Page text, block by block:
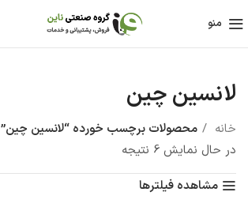
منو
لانسین چین
خانه
محصولات برچسب خورده “لانسین چین”
در حال نمایش 6 نتیجه
مشاهده فیلترها